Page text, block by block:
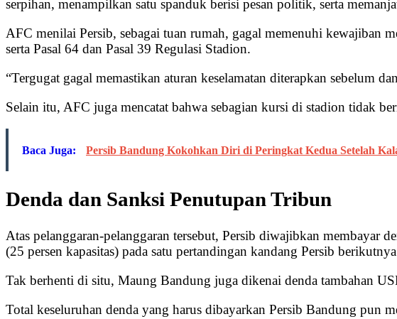
serpihan, menampilkan satu spanduk berisi pesan politik, serta
AFC menilai Persib, sebagai tuan rumah, gagal memenuhi kewajiban
serta Pasal 64 dan Pasal 39 Regulasi Stadion.
“Tergugat gagal memastikan aturan keselamatan diterapkan sebelum
Selain itu, AFC juga mencatat bahwa sebagian kursi di stadion tidak
Baca Juga: Persib Bandung Kokohkan Diri di Peringkat Kedua Setelah
Denda dan Sanksi Penutupan Tribun
Atas pelanggaran-pelanggaran tersebut, Persib diwajibkan membayar
(25 persen kapasitas) pada satu pertandingan kandang Persib
Tak berhenti di situ, Maung Bandung juga dikenai denda tambahan
Total keseluruhan denda yang harus dibayarkan Persib Bandung pun